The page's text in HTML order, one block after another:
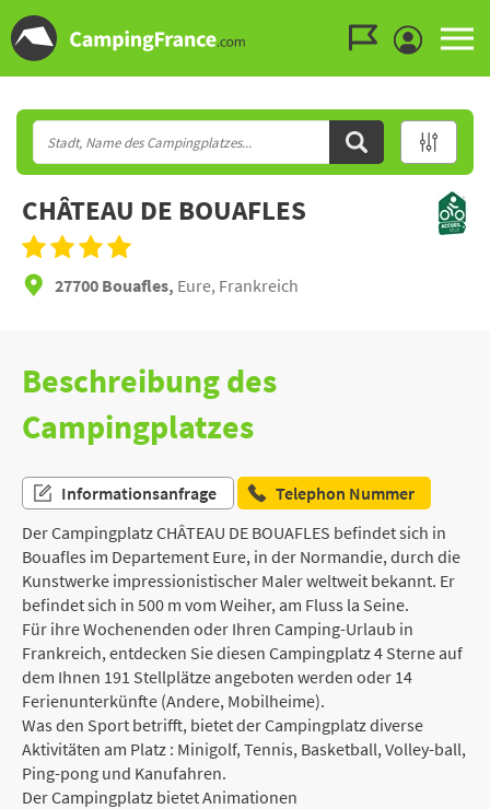
CHÂTEAU DE BOUAFLES
27700 Bouafles, Eure, Frankreich
Beschreibung des
Campingplatzes
Informationsanfrage
Telephon Nummer
Der Campingplatz CHÂTEAU DE BOUAFLES befindet sich in
Bouafles im Departement Eure, in der Normandie, durch die
Kunstwerke impressionistischer Maler weltweit bekannt. Er
befindet sich in 500 m vom Weiher, am Fluss la Seine.
Für ihre Wochenenden oder Ihren Camping-Urlaub in
Frankreich, entdecken Sie diesen Campingplatz 4 Sterne auf
dem Ihnen 191 Stellplätze angeboten werden oder 14
Ferienunterkünfte (Andere, Mobilheime).
Was den Sport betrifft, bietet der Campingplatz diverse
Aktivitäten am Platz : Minigolf, Tennis, Basketball, Volley-ball,
Ping-pong und Kanufahren.
Der Campingplatz bietet Animationen